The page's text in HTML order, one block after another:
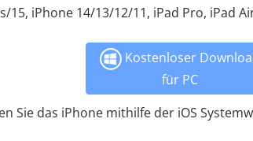
15, iPhone 14/13/12/11, iPad Pro, iPad
Kostenloser
für PC
Sie das iPhone mithilfe der iOS